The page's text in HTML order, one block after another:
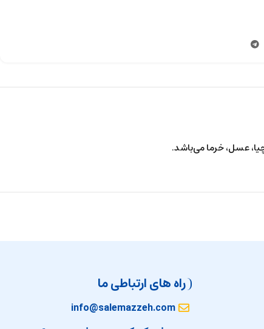
عسل‌، خرما‌ می‌باشد.
راه های ارتباطی ما
info@salemazzeh.com